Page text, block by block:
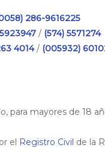
286-9616225
/ (574) 5571274
4014/ (005932)
para mayores de 18
el Registro Civil de la